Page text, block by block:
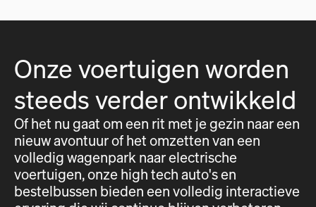
Onze voertuigen worden
steeds verder ontwikkeld
Of het nu gaat om een rit met je gezin naar een
nieuw avontuur of het omzetten van een
volledig wagenpark naar electrische
voertuigen, onze high tech auto's en
bestelbussen bieden een volledig interactieve